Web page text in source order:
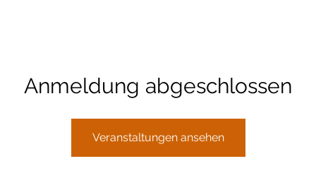
Anmeldung abgeschlossen
Veranstaltungen ansehen